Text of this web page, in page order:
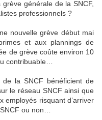
générale de la SNCF,
professionnels ?
nouvelle grève début mai
et aux plannings de
de grève coûte environ 10
contribuable…
de la SNCF bénéficient de
le réseau SNCF ainsi que
employés risquant d’arriver
ou non…